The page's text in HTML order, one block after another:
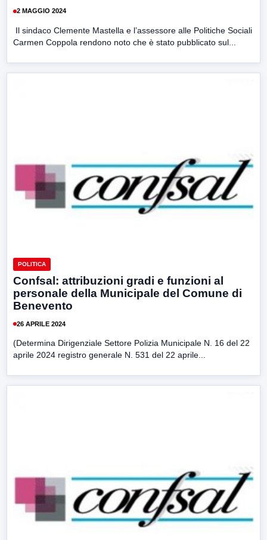
2 MAGGIO 2024
Il sindaco Clemente Mastella e l’assessore alle Politiche Sociali
Carmen Coppola rendono noto che è stato pubblicato sul...
POLITICA
Confsal: attribuzioni gradi e funzioni al
personale della Municipale del Comune di
Benevento
26 APRILE 2024
(Determina Dirigenziale Settore Polizia Municipale N. 16 del 22
aprile 2024 registro generale N. 531 del 22 aprile...